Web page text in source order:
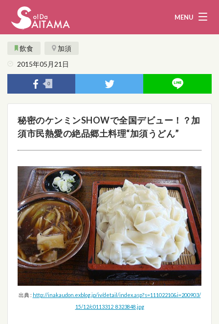
MENU
娯楽・観光
企業・団体 教育・医療
行政 まとめ！
地域から探す
募集！ お問い合わせ
運営団体 ライター
飲食
加須
2015年05月21日
0
秘密のケンミンSHOWで全国デビュー！？加
須市民熱愛の絶品郷土料理“加須うどん”
出典 : http://inakaudon.exblog.jp/iv/detail/index.asp?s=11102210&i=200903/
15/12/c0113312_8323848.jpg